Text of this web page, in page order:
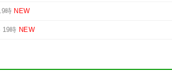
時 NEW
19時 NEW